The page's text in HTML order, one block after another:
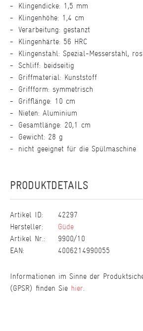
Klingendicke: 1,5 mm
Klingenhöhe: 1,4 cm
Verarbeitung: gestanzt
Klingenhärte: 56 HRC
Klingenstahl: Spezial-Messerstahl,
Schliff: beidseitig
Griffmaterial: Kunststoff
Griffform: symmetrisch
Grifflänge: 10 cm
Nieten: Aluminium
Gesamtlänge: 20,1 cm
Gewicht: 28 g
nicht geeignet für die Spülmaschine
PRODUKTDETAILS
Artikel ID:
42297
Hersteller:
Güde
Artikel Nr.:
9900/10
EAN:
4006214990055
Informationen im Sinne der
(GPSR) finden Sie hier